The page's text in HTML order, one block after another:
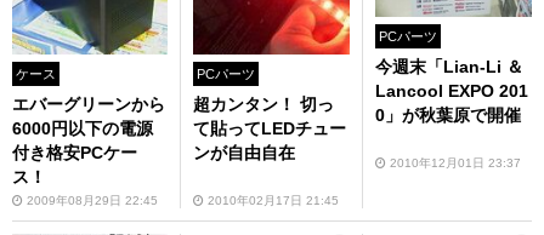
ケース
エバーグリーンから
6000円以下の電源
付き格安PCケー
ス！
2009年08月29日 22:45
PCパーツ
超カンタン！ 切っ
て貼ってLEDチュー
ンが自由自在
2010年02月17日 21:45
PCパーツ
今週末「Lian-Li ＆
Lancool EXPO 201
0」が秋葉原で開催
2010年12月01日 23:37